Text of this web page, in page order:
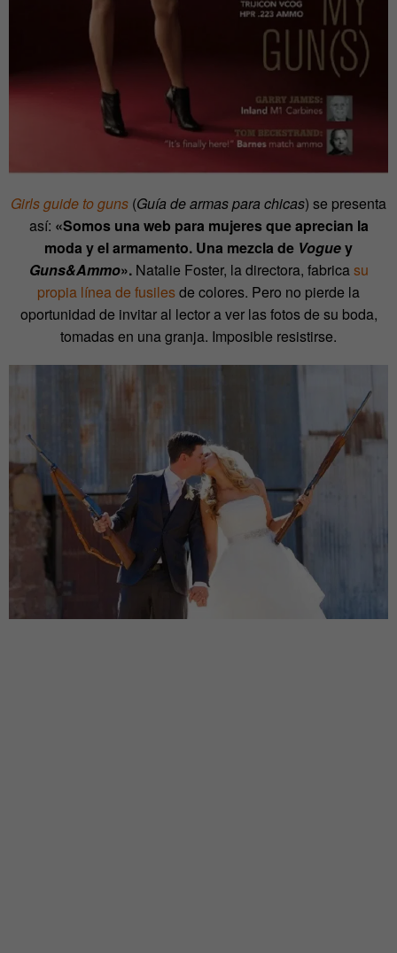
Girls guide to guns (Guía de armas para chicas) se presenta
así: «Somos una web para mujeres que aprecian la
moda y el armamento. Una mezcla de Voguey
Guns&Ammo».Natalie Foster, la directora, fabricasu
propia línea de fusilesde colores. Pero no pierde la
oportunidad de invitar al lector a ver las fotos de su boda,
tomadas en una granja. Imposible resistirse.